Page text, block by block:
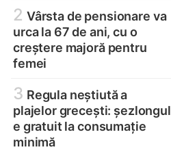
2 Vârsta de pensionare va
urca la 67 de ani, cu o
creștere majoră pentru
femei
3 Regula neștiută a
plajelor grecești: șezlongul
e gratuit la consumație
minimă